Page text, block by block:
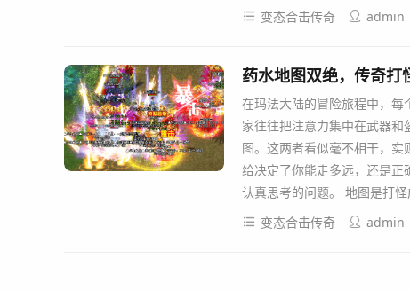
变态合击传奇
admin
药水地图双绝，传奇打
在玛法大陆的冒险旅程中，
家往往把注意力集中在武器
图。这两者看似毫不相干，
给决定了你能走多远，还是
认真思考的问题。 地图是打
变态合击传奇
admin